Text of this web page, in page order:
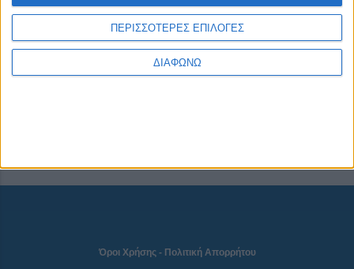
ΠΕΡΙΣΣΟΤΕΡΕΣ ΕΠΙΛΟΓΕΣ
ΔΙΑΦΩΝΩ
NEWSLETTER
Όροι Χρήσης- Πολιτική Απορρήτου